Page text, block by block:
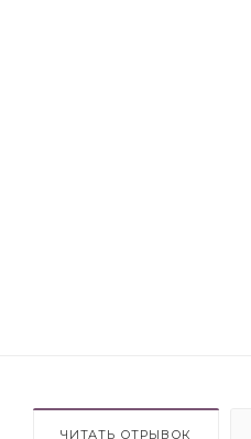
ЧИТАТЬ ОТРЫВОК